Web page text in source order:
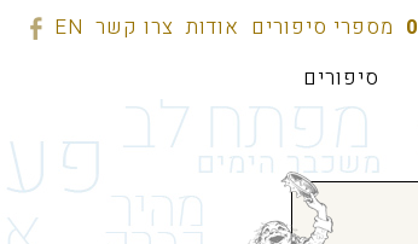
מספרי סיפורים אודות צרו קשר EN
סיפורים